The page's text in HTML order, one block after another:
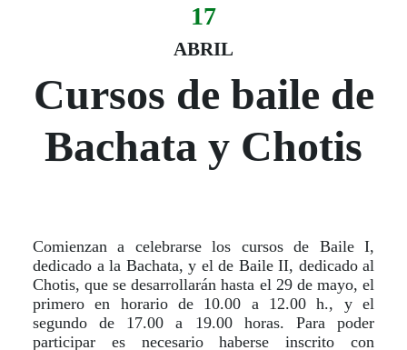
Fecha del evento
17
ABRIL
17 abril
Cursos de baile de
Bachata y Chotis
Comienzan a celebrarse los cursos de Baile I,
dedicado a la Bachata, y el de Baile II, dedicado al
Chotis, que se desarrollarán hasta el 29 de mayo, el
primero en horario de 10.00 a 12.00 h., y el
segundo de 17.00 a 19.00 horas. Para poder
participar es necesario haberse inscrito con